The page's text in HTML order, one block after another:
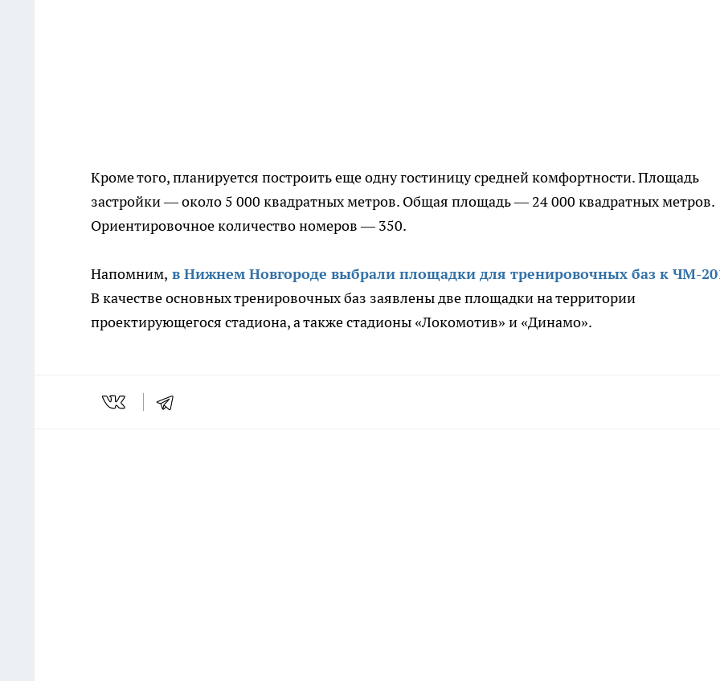
Кроме того, планируется построить еще одну гостиницу средней комфортности. Площадь
застройки — около 5 000 квадратных метров. Общая площадь — 24 000 квадратных метров.
Ориентировочное количество номеров — 350.
Напомним, в Нижнем Новгороде выбрали площадки для тренировочных баз к ЧМ-
В качестве основных тренировочных баз заявлены две площадки на территории
проектирующегося стадиона, а также стадионы «Локомотив» и «Динамо».